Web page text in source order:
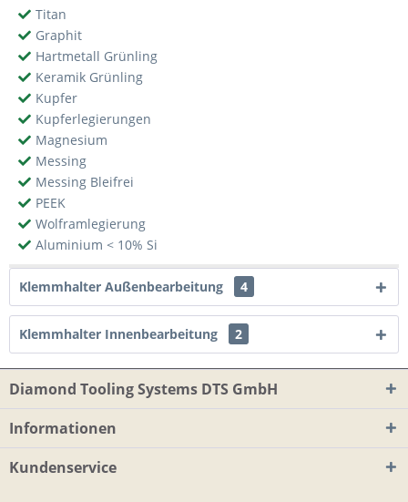
Titan
Graphit
Hartmetall Grünling
Keramik Grünling
Kupfer
Kupferlegierungen
Magnesium
Messing
Messing Bleifrei
PEEK
Wolframlegierung
Aluminium < 10% Si
Klemmhalter Außenbearbeitung 4
Klemmhalter Innenbearbeitung 2
Diamond Tooling Systems DTS GmbH
Informationen
Kundenservice